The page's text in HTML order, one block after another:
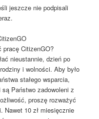
jeszcze nie podpisali
pracę CitizenGO?
nieustannie, dzień po
i wolności. Aby było
stałego wsparcia,
Państwo zadowoleni z
proszę rozważyć
Nawet 10 zł miesięcznie